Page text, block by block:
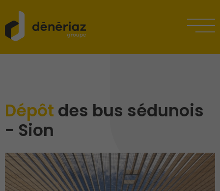
Dépôt des bus sédunois
- Sion